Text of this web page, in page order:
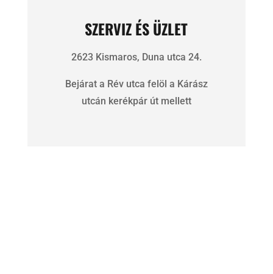
SZERVIZ ÉS ÜZLET
2623 Kismaros, Duna utca 24.
Bejárat a Rév utca felöl a Kárász
utcán kerékpár út mellett